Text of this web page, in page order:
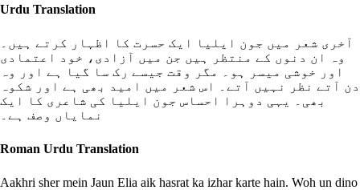
Urdu Translation
آخری شعر میں جون ایلیا ایک حسرت کا اظہار کرتے ہیں۔
وہ ان دنوں کے منتظر ہیں جن میں آزادی، خود اعتمادی
اور خوشی میسر ہو۔ مگر وقت جیسے رک سا گیا ہے اور وہ
دن آتے نظر نہیں آتے۔ اس شعر میں امید بھی ہے اور شکوہ
بھی۔ یہی دوہرا احساس جون ایلیا کی شاعری کا ایک
نمایاں وصف ہے۔
Roman Urdu Translation
Aakhri sher mein Jaun Elia aik hasrat ka izhar karte hain. Woh un dino